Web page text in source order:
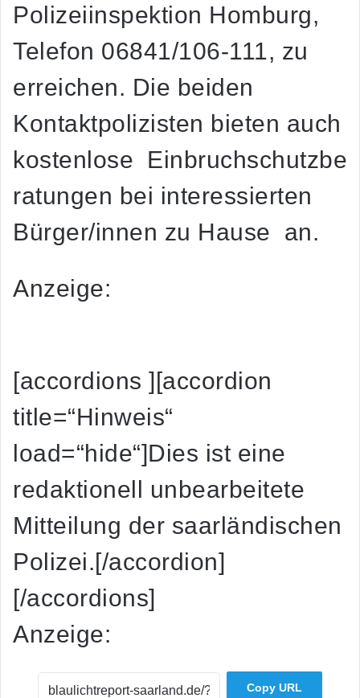
Polizeiinspektion Homburg,
Telefon 06841/106-111, zu
erreichen. Die beiden
Kontaktpolizisten bieten auch
kostenlose Einbruchschutzbe
ratungen bei interessierten
Bürger/innen zu Hause an.
Anzeige:
[accordions ][accordion
title=“Hinweis“
load=“hide“]Dies ist eine
redaktionell unbearbeitete
Mitteilung der saarländischen
Polizei.[/accordion]
[/accordions]
Anzeige:
Copy URL